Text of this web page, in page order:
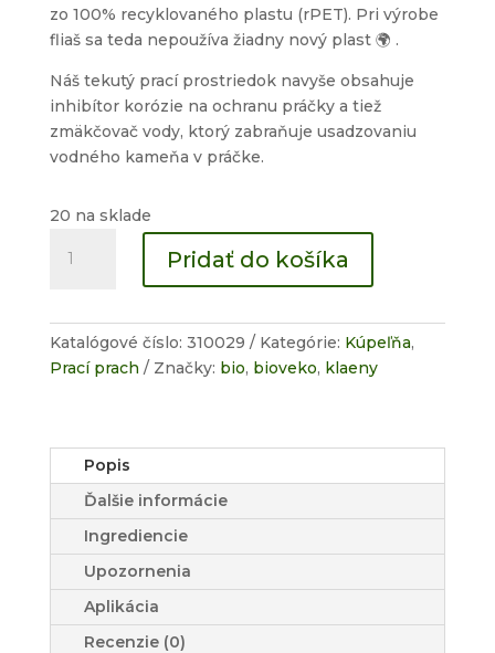
zo 100% recyklovaného plastu (rPET). Pri výrobe
fliaš sa teda nepoužíva žiadny nový plast 🌍 .
Náš tekutý prací prostriedok navyše obsahuje
inhibítor korózie na ochranu práčky a tiež
zmäkčovač vody, ktorý zabraňuje usadzovaniu
vodného kameňa v práčke.
20 na sklade
Tekutý
univerzálny
Pridať do košíka
Katalógové číslo: 310029 Kategórie: Kúpeľňa,
Prací prach
Značky: bio, bioveko, klaeny
Popis
Ďalšie informácie
Ingrediencie
Upozornenia
Aplikácia
Recenzie (0)